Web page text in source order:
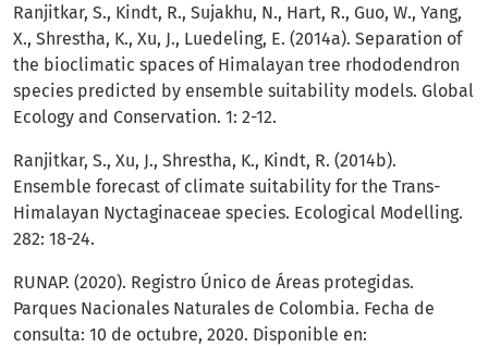
Ranjitkar, S., Kindt, R., Sujakhu, N., Hart, R., Guo, W., Yang,
X., Shrestha, K., Xu, J., Luedeling, E. (2014a). Separation of
the bioclimatic spaces of Himalayan tree rhododendron
species predicted by ensemble suitability models. Global
Ecology and Conservation. 1: 2-12.
Ranjitkar, S., Xu, J., Shrestha, K., Kindt, R. (2014b).
Ensemble forecast of climate suitability for the Trans-
Himalayan Nyctaginaceae species. Ecological Modelling.
282: 18-24.
RUNAP. (2020). Registro Único de Áreas protegidas.
Parques Nacionales Naturales de Colombia. Fecha de
consulta: 10 de octubre, 2020. Disponible en: